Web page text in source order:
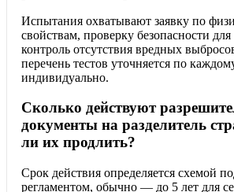
Испытания охватывают заявку по
свойствам, проверку безопасности для
контроль отсутствия вредных
перечень тестов уточняется по
индивидуально.
Сколько действуют
документы на разделитель
ли их продлить?
Срок действия определяется схемой
регламентом, обычно — до 5 лет для